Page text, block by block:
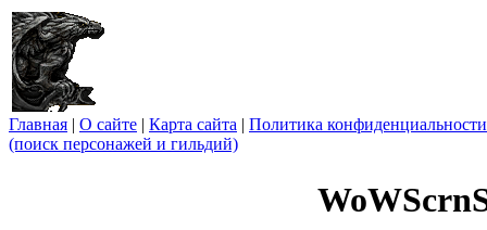
Главная | О сайте | Карта сайта | Политика конфиденциальности
(поиск персонажей и гильдий)